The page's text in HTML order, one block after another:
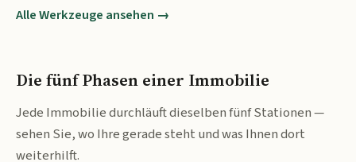
Alle Werkzeuge ansehen →
Die fünf Phasen einer Immobilie
Jede Immobilie durchläuft dieselben fünf Stationen —
sehen Sie, wo Ihre gerade steht und was Ihnen dort
weiterhilft.